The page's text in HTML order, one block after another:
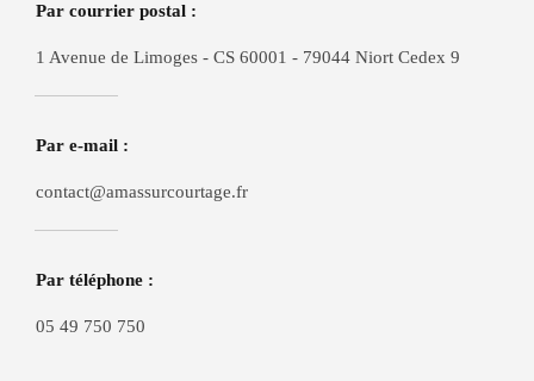
Par courrier postal :
1 Avenue de Limoges - CS 60001 - 79044 Niort Cedex 9
Par e-mail :
contact@amassurcourtage.fr
Par téléphone :
05 49 750 750